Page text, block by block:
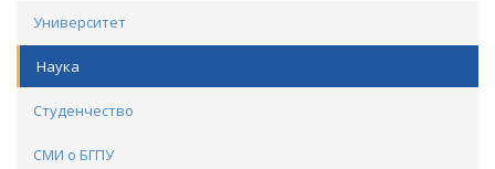
Университет
Наука
Студенчество
СМИ о БГПУ